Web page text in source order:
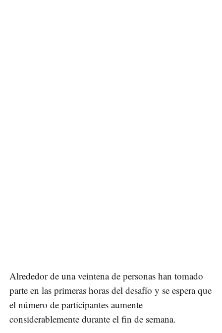
Alrededor de una veintena de personas han tomado
parte en las primeras horas del desafío y se espera que
el número de participantes aumente
considerablemente durante el fin de semana.